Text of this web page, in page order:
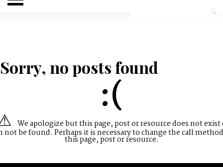
Sorry, no posts found
:(
We apologize but this page, post or resource does not exist
not be found. Perhaps it is necessary to change the call
this page, post or resource.